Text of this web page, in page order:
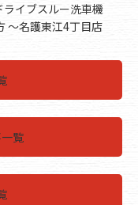
イブスルー洗車機
～名護東江4丁目店
覧